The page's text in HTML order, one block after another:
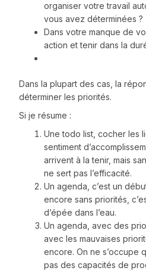
organiser votre travail
vous avez déterminées ?
Dans votre manque de
action et tenir dans la
Dans la plupart des cas, la
déterminer les priorités.
Si je résume :
Une todo list, cocher les
sentiment
arrivent à la tenir, mais
ne sert pas l’efficacité.
Un agenda, c’est un
encore sans priorités,
d’épée dans l’eau.
Un agenda, avec des
avec les mauvaises
encore. On ne s’occupe
pas des capacités de